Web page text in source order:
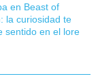
en Beast of
la curiosidad te
sentido en el lore